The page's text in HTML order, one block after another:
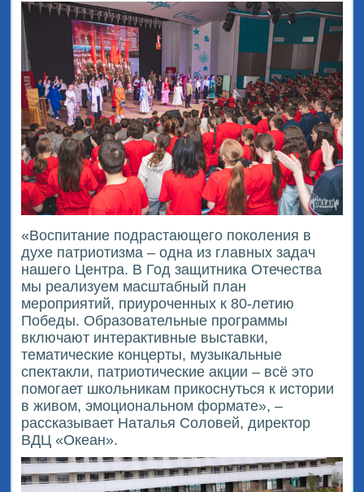
«Воспитание подрастающего поколения в
духе патриотизма – одна из главных задач
нашего Центра. В Год защитника Отечества
мы реализуем масштабный план
мероприятий, приуроченных к 80-летию
Победы. Образовательные программы
включают интерактивные выставки,
тематические концерты, музыкальные
спектакли, патриотические акции – всё это
помогает школьникам прикоснуться к истории
в живом, эмоциональном формате», –
рассказывает Наталья Соловей, директор
ВДЦ «Океан».